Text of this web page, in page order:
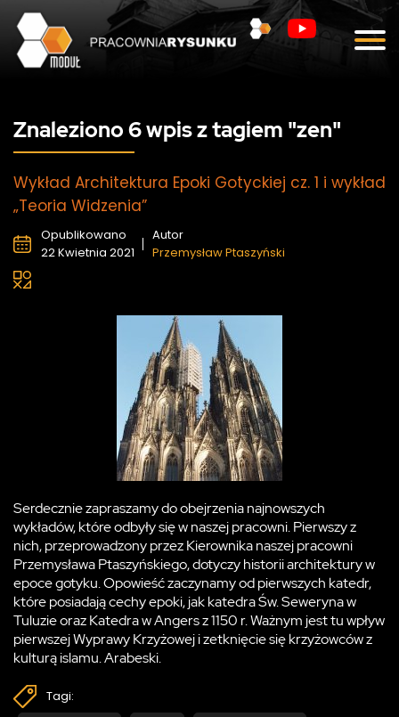
Kontakt
Znaleziono 6 wpis z tagiem "zen"
Wykład Architektura Epoki Gotyckiej cz. 1 i wykład
„Teoria Widzenia”
Opublikowano
22 Kwietnia 2021
Autor
Przemysław Ptaszyński
Serdecznie zapraszamy do obejrzenia najnowszych
wykładów, które odbyły się w naszej pracowni. Pierwszy z
nich, przeprowadzony przez Kierownika naszej pracowni
Przemysława Ptaszyńskiego, dotyczy historii architektury w
epoce gotyku. Opowieść zaczynamy od pierwszych katedr,
które posiadają cechy epoki, jak katedra Św. Seweryna w
Tuluzie oraz Katedra w Angers z 1150 r. Ważnym jest tu wpływ
pierwszej Wyprawy Krzyżowej i zetknięcie się krzyżowców z
kulturą islamu. Arabeski.
Tagi: